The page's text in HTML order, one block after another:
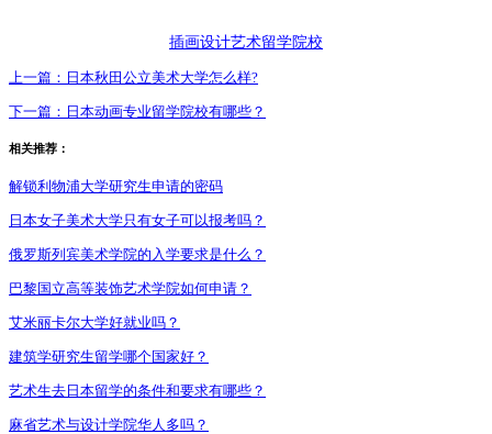
插画设计艺术留学院校
上一篇： 日本秋田公立美术大学怎么样?
下一篇： 日本动画专业留学院校有哪些？
相关推荐：
解锁利物浦大学研究生申请的密码
日本女子美术大学只有女子可以报考吗？
俄罗斯列宾美术学院的入学要求是什么？
巴黎国立高等装饰艺术学院如何申请？
艾米丽卡尔大学好就业吗？
建筑学研究生留学哪个国家好？
艺术生去日本留学的条件和要求有哪些？
麻省艺术与设计学院华人多吗？